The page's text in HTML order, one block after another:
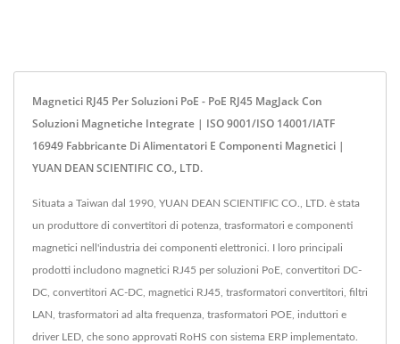
Magnetici RJ45 Per Soluzioni PoE - PoE RJ45 MagJack Con
Soluzioni Magnetiche Integrate | ISO 9001/ISO 14001/IATF
16949 Fabbricante Di Alimentatori E Componenti Magnetici |
YUAN DEAN SCIENTIFIC CO., LTD.
Situata a Taiwan dal 1990, YUAN DEAN SCIENTIFIC CO., LTD. è stata
un produttore di convertitori di potenza, trasformatori e componenti
magnetici nell'industria dei componenti elettronici. I loro principali
prodotti includono magnetici RJ45 per soluzioni PoE, convertitori DC-
DC, convertitori AC-DC, magnetici RJ45, trasformatori convertitori, filtri
LAN, trasformatori ad alta frequenza, trasformatori POE, induttori e
driver LED, che sono approvati RoHS con sistema ERP implementato.